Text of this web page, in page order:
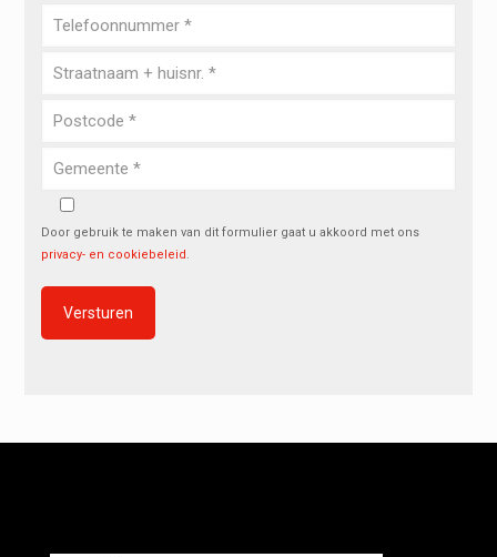
Door gebruik te maken van dit formulier gaat u akkoord met ons
privacy- en cookiebeleid .